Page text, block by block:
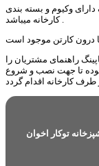
وکیوم و بسته بندی
کارخانه میباشد .
راهنمای مشتریان را
تا جهت نصب و شروع
توکار اخوان